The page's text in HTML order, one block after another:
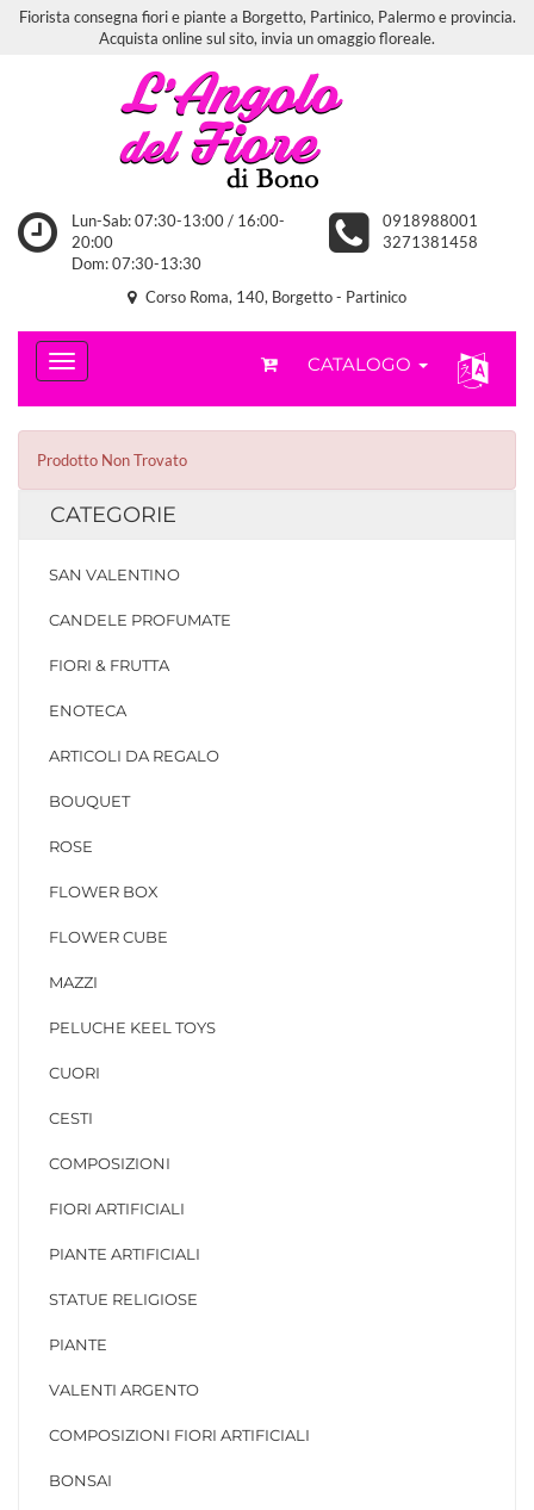
Fiorista consegna fiori e piante a Borgetto, Partinico, Palermo e provincia.
Acquista online sul sito, invia un omaggio floreale.
Lun-Sab: 07:30-13:00 / 16:00-
20:00
Dom: 07:30-13:30
0918988001
3271381458
Corso Roma, 140, Borgetto - Partinico
CATALOGO
Prodotto Non Trovato
CATEGORIE
SAN VALENTINO
CANDELE PROFUMATE
FIORI & FRUTTA
ENOTECA
ARTICOLI DA REGALO
BOUQUET
ROSE
FLOWER BOX
FLOWER CUBE
MAZZI
PELUCHE KEEL TOYS
CUORI
CESTI
COMPOSIZIONI
FIORI ARTIFICIALI
PIANTE ARTIFICIALI
STATUE RELIGIOSE
PIANTE
VALENTI ARGENTO
COMPOSIZIONI FIORI ARTIFICIALI
BONSAI